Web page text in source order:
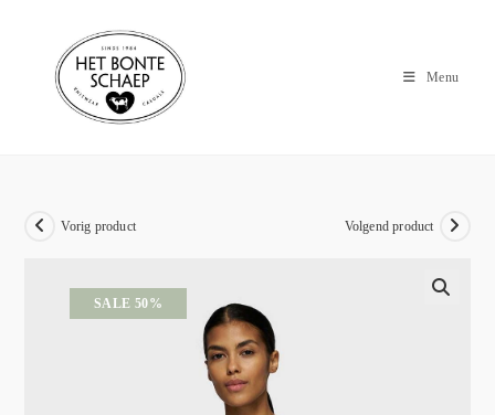
Menu
SALE 50%
Vorig product Volgend product